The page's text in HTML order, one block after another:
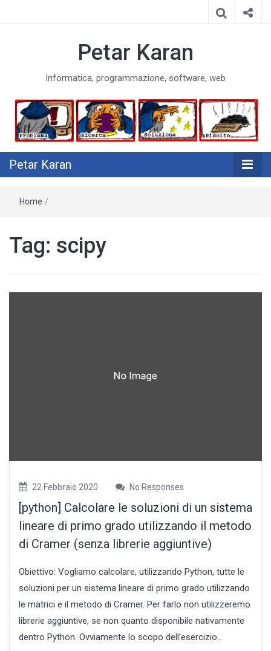
Petar Karan
Informatica, programmazione, software, web
Petar Karan
Home /
Tag: scipy
22 Febbraio 2020 No Responses
[python] Calcolare le soluzioni di un sistema
lineare di primo grado utilizzando il metodo
di Cramer (senza librerie aggiuntive)
Obiettivo: Vogliamo calcolare, utilizzando Python, tutte le
soluzioni per un sistema lineare di primo grado utilizzando
le matrici e il metodo di Cramer. Per farlo non utilizzeremo
librerie aggiuntive, se non quanto disponibile nativamente
dentro Python. Ovviamente lo scopo dell’esercizio...